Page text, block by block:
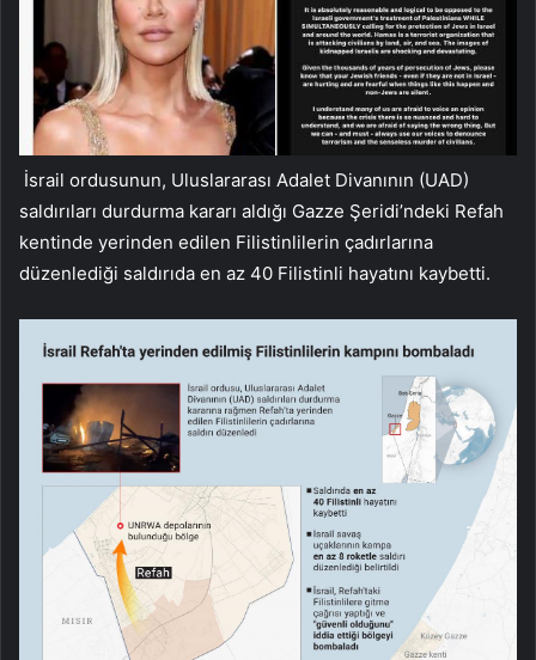
İsrail ordusunun, Uluslararası Adalet Divanının (UAD)
saldırıları durdurma kararı aldığı Gazze Şeridi’ndeki Refah
kentinde yerinden edilen Filistinlilerin çadırlarına
düzenlediği saldırıda en az 40 Filistinli hayatını kaybetti.